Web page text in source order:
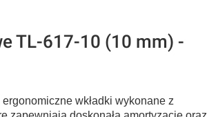
TL-617-10 (10 mm) -
ergonomiczne wkładki wykonane z